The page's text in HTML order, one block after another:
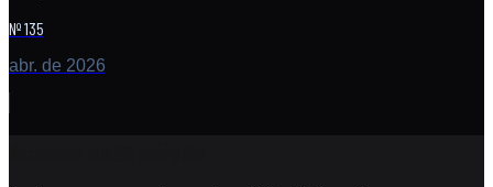
Nº 135
abr. de 2026